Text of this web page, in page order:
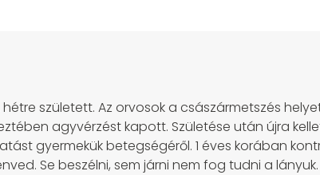
született. Az orvosok a császármetszés
agyvérzést kapott. Születése után újra
gyermekük betegségéről. 1 éves korában
Se beszélni, sem járni nem fog tudni a